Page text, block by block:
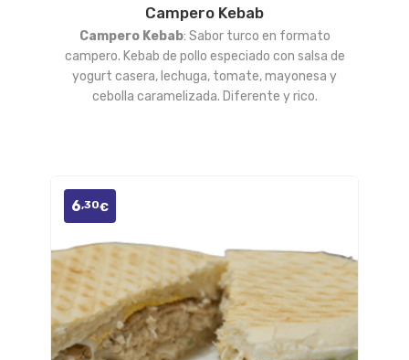
a la
lista
Campero Kebab
Campero Kebab: Sabor turco en formato
campero. Kebab de pollo especiado con salsa de
yogurt casera, lechuga, tomate, mayonesa y
cebolla caramelizada. Diferente y rico.
6,30€